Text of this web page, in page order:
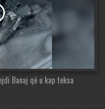
Banaj që u kap teksa